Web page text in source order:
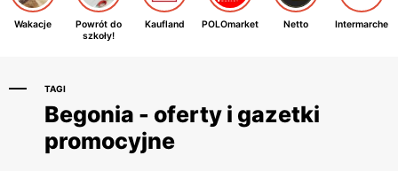
Wakacje
Powrót do
szkoły!
Kaufland POLOmarket Netto Intermarche
TAGI
Begonia - oferty i gazetki
promocyjne